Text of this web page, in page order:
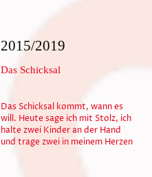
2015/2019
Das Schicksal
Das Schicksal kommt, wann es
will. Heute sage ich mit Stolz, ich
halte zwei Kinder an der Hand
und trage zwei in meinem Herzen